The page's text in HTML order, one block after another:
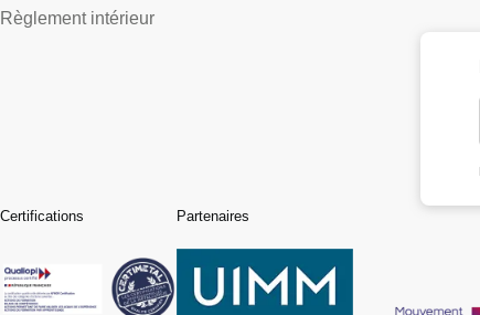
Règlement intérieur
Certifications Partenaires